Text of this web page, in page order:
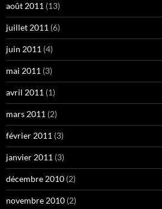
août 2011 (13)
juillet 2011 (6)
juin 2011 (4)
mai 2011 (3)
avril 2011 (1)
mars 2011 (2)
février 2011 (3)
janvier 2011 (3)
décembre 2010 (2)
novembre 2010 (2)